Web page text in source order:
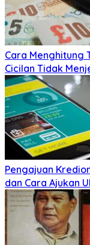
Cara Menghitung
Cicilan Tidak
Pengajuan
dan Cara Ajukan